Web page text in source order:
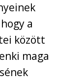
a
között
maga